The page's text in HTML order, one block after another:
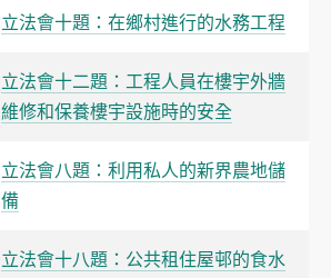
立法會十題：在鄉村進行的水務工程
立法會十二題：工程人員在樓宇外牆
維修和保養樓宇設施時的安全
立法會八題：利用私人的新界農地儲
備
立法會十八題：公共租住屋邨的食水